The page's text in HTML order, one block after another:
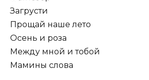
Загрусти
Прощай наше лето
Осень и роза
Между мной и тобой
Мамины слова